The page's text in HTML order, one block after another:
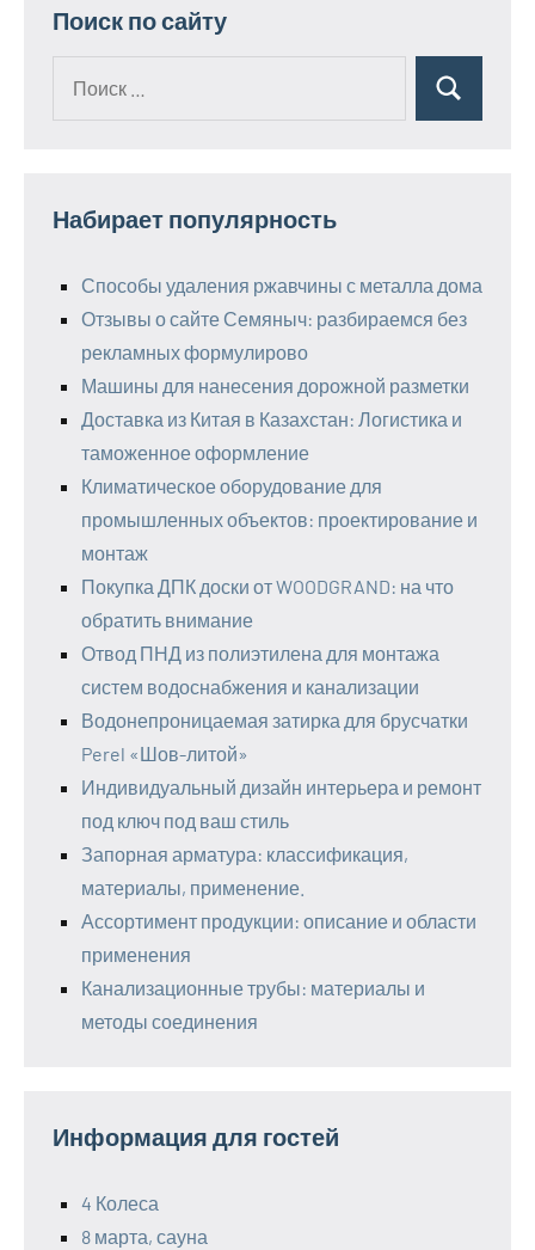
Поиск по сайту
Поиск
Набирает популярность
Способы удаления ржавчины с металла дома
Отзывы о сайте Семяныч: разбираемся без
рекламных формулирово
Машины для нанесения дорожной разметки
Доставка из Китая в Казахстан: Логистика и
таможенное оформление
Климатическое оборудование для
промышленных объектов: проектирование и
монтаж
Покупка ДПК доски от WOODGRAND: на что
обратить внимание
Отвод ПНД из полиэтилена для монтажа
систем водоснабжения и канализации
Водонепроницаемая затирка для брусчатки
Perel «Шов-литой»
Индивидуальный дизайн интерьера и ремонт
под ключ под ваш стиль
Запорная арматура: классификация,
материалы, применение.
Ассортимент продукции: описание и области
применения
Канализационные трубы: материалы и
методы соединения
Информация для гостей
4 Колеса
8 марта, сауна